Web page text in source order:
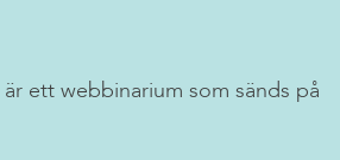
ett webbinarium som sänds på